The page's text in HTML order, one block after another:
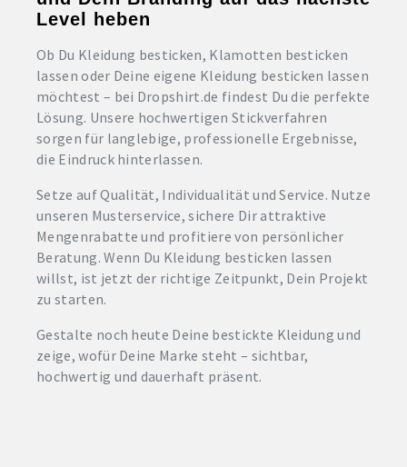
Level heben
Ob Du Kleidung besticken, Klamotten besticken
lassen oder Deine eigene Kleidung besticken lassen
möchtest – bei Dropshirt.de findest Du die perfekte
Lösung. Unsere hochwertigen Stickverfahren
sorgen für langlebige, professionelle Ergebnisse,
die Eindruck hinterlassen.
Setze auf Qualität, Individualität und Service. Nutze
unseren Musterservice, sichere Dir attraktive
Mengenrabatte und profitiere von persönlicher
Beratung. Wenn Du Kleidung besticken lassen
willst, ist jetzt der richtige Zeitpunkt, Dein Projekt
zu starten.
Gestalte noch heute Deine bestickte Kleidung und
zeige, wofür Deine Marke steht – sichtbar,
hochwertig und dauerhaft präsent.